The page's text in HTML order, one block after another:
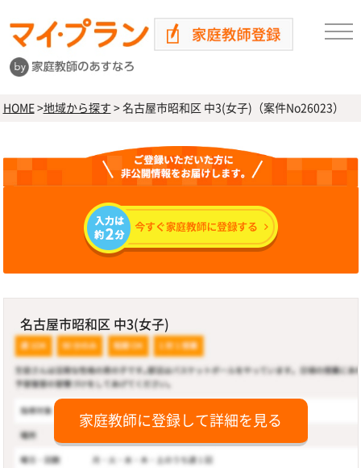
HOME>地域から探す >名古屋市昭和区 中3(女子)（案件No26023）
名古屋市昭和区 中3(女子)
家庭教師に登録して詳細を見る